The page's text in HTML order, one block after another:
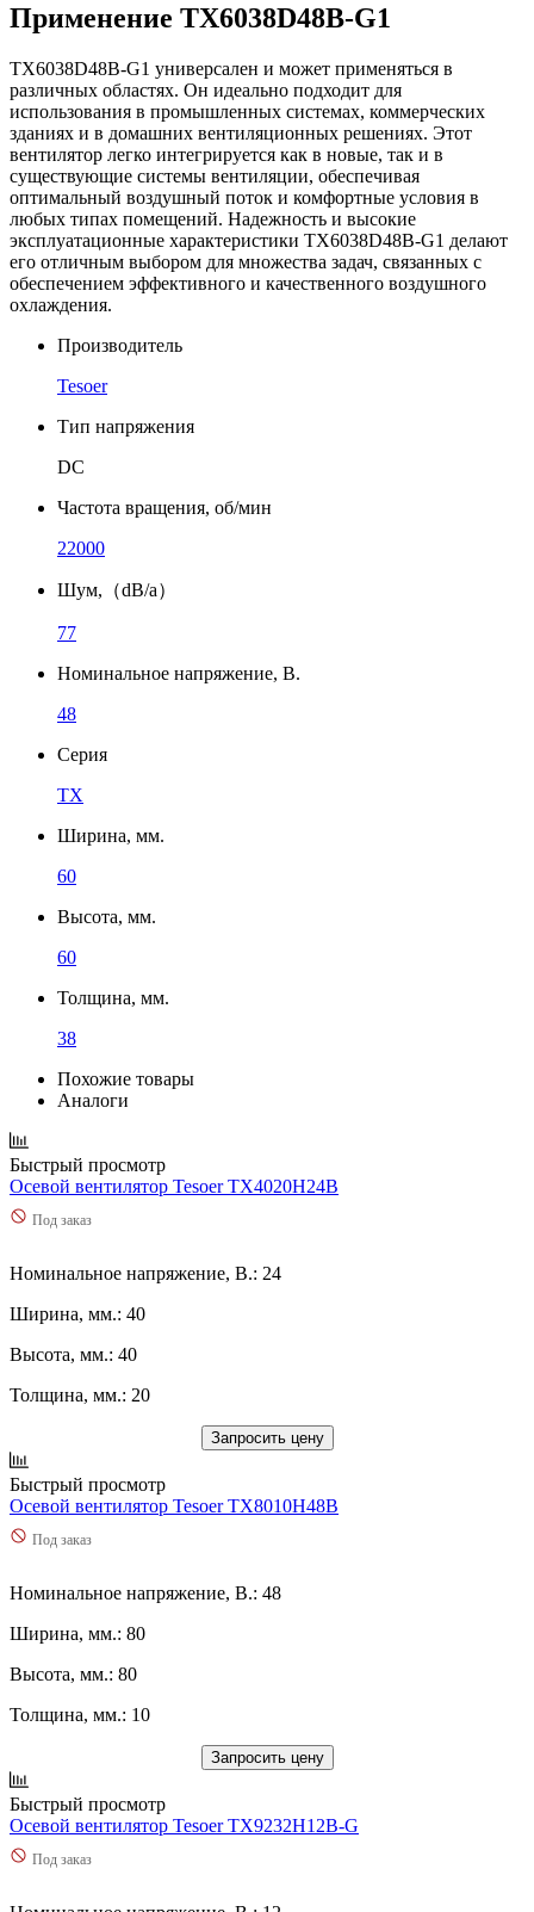
Применение TX6038D48B-G1
TX6038D48B-G1 универсален и может применяться в
различных областях. Он идеально подходит для
использования в промышленных системах, коммерческих
зданиях и в домашних вентиляционных решениях. Этот
вентилятор легко интегрируется как в новые, так и в
существующие системы вентиляции, обеспечивая
оптимальный воздушный поток и комфортные условия в
любых типах помещений. Надежность и высокие
эксплуатационные характеристики TX6038D48B-G1 делают
его отличным выбором для множества задач, связанных с
обеспечением эффективного и качественного воздушного
охлаждения.
Производитель
Tesoer
Тип напряжения
DC
Частота вращения, об/мин
22000
Шум,（dB/a）
77
Номинальное напряжение, В.
48
Серия
TX
Ширина, мм.
60
Высота, мм.
60
Толщина, мм.
38
Похожие товары
Аналоги
Быстрый просмотр
Осевой вентилятор Tesoer TX4020H24B
Под заказ
Номинальное напряжение, В.: 24
Ширина, мм.: 40
Высота, мм.: 40
Толщина, мм.: 20
Запросить цену
Быстрый просмотр
Осевой вентилятор Tesoer TX8010H48B
Под заказ
Номинальное напряжение, В.: 48
Ширина, мм.: 80
Высота, мм.: 80
Толщина, мм.: 10
Запросить цену
Быстрый просмотр
Осевой вентилятор Tesoer TX9232H12B-G
Под заказ